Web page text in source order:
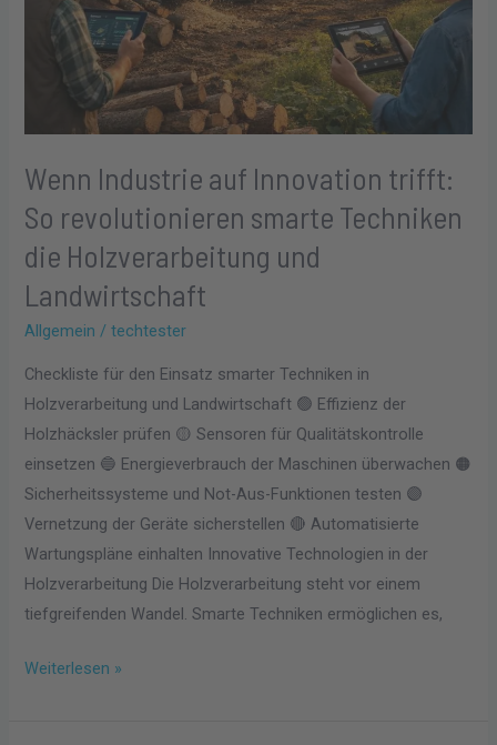
Wenn Industrie auf Innovation trifft:
So revolutionieren smarte Techniken
die Holzverarbeitung und
Landwirtschaft
Allgemein /techtester
Checkliste für den Einsatz smarter Techniken in
Holzverarbeitung und Landwirtschaft 🟢 Effizienz der
Holzhäcksler prüfen 🟡 Sensoren für Qualitätskontrolle
einsetzen 🔵 Energieverbrauch der Maschinen überwachen 🟠
Sicherheitssysteme und Not-Aus-Funktionen testen 🟣
Vernetzung der Geräte sicherstellen 🔴 Automatisierte
Wartungspläne einhalten Innovative Technologien in der
Holzverarbeitung Die Holzverarbeitung steht vor einem
tiefgreifenden Wandel. Smarte Techniken ermöglichen es,
Landwirtschaft
Weiterlesen »